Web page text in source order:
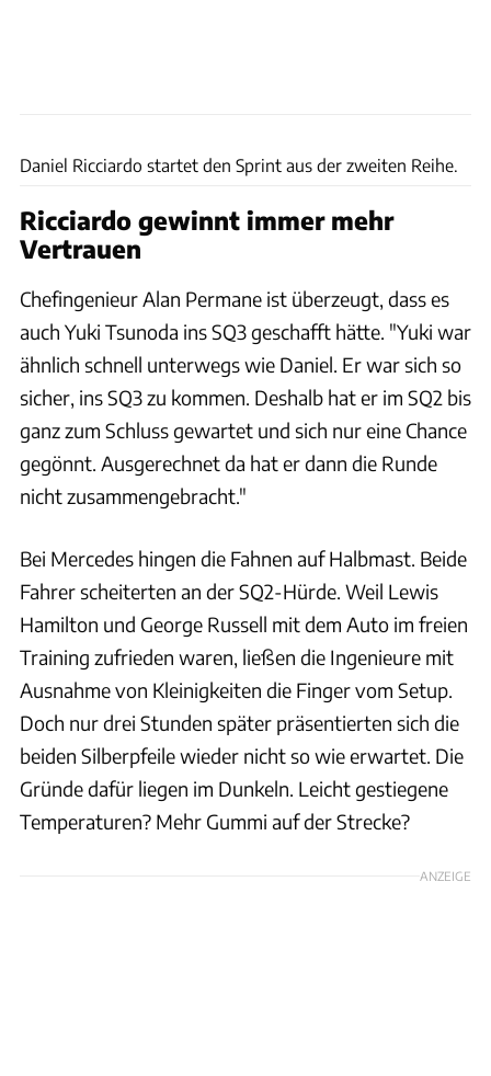
Daniel Ricciardo startet den Sprint aus der zweiten Reihe.
Ricciardo gewinnt immer mehr
Vertrauen
Chefingenieur Alan Permane ist überzeugt, dass es
auch Yuki Tsunoda ins SQ3 geschafft hätte. "Yuki war
ähnlich schnell unterwegs wie Daniel. Er war sich so
sicher, ins SQ3 zu kommen. Deshalb hat er im SQ2 bis
ganz zum Schluss gewartet und sich nur eine Chance
gegönnt. Ausgerechnet da hat er dann die Runde
nicht zusammengebracht."
Bei Mercedes hingen die Fahnen auf Halbmast. Beide
Fahrer scheiterten an der SQ2-Hürde. Weil Lewis
Hamilton und George Russell mit dem Auto im freien
Training zufrieden waren, ließen die Ingenieure mit
Ausnahme von Kleinigkeiten die Finger vom Setup.
Doch nur drei Stunden später präsentierten sich die
beiden Silberpfeile wieder nicht so wie erwartet. Die
Gründe dafür liegen im Dunkeln. Leicht gestiegene
Temperaturen? Mehr Gummi auf der Strecke?
ANZEIGE